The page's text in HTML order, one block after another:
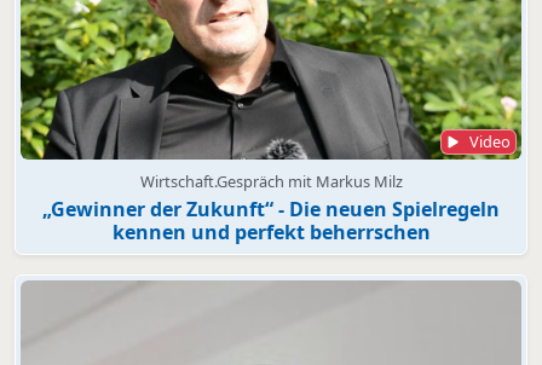
Video
Wirtschaft.Gespräch mit Markus Milz
„Gewinner der Zukunft“ - Die neuen Spielregeln
kennen und perfekt beherrschen